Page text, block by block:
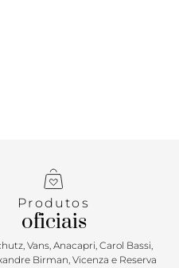
Produtos
oficiais
Vans, Anacapri, Carol Bassi,
Birman, Vicenza e Reserva